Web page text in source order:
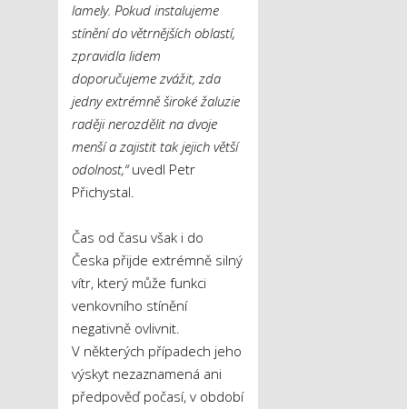
lamely. Pokud instalujeme
stínění do větrnějších oblastí,
zpravidla lidem
doporučujeme zvážit, zda
jedny extrémně široké žaluzie
raději nerozdělit na dvoje
menší a zajistit tak jejich větší
odolnost,“uvedl Petr
Přichystal.
Čas od času však i do
Česka přijde extrémně silný
vítr, který může funkci
venkovního stínění
negativně ovlivnit.
V některých případech jeho
výskyt nezaznamená ani
předpověď počasí, v období